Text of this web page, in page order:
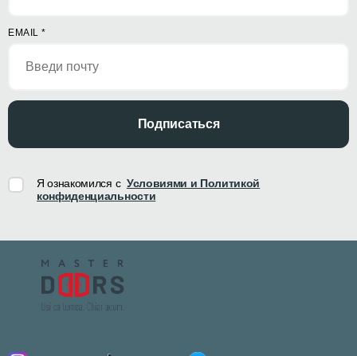
EMAIL *
Подписаться
Я ознакомился с Условиями и Политикой
конфиденциальности